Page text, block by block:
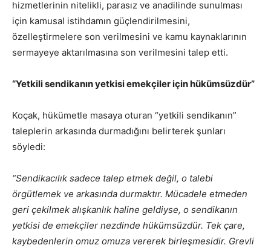
hizmetlerinin nitelikli, parasız ve anadilinde sunulması
için kamusal istihdamın güçlendirilmesini,
özelleştirmelere son verilmesini ve kamu kaynaklarının
sermayeye aktarılmasına son verilmesini talep etti.
“Yetkili sendikanın yetkisi emekçiler için hükümsüzdür”
Koçak, hükümetle masaya oturan “yetkili sendikanın”
taleplerin arkasında durmadığını belirterek şunları
söyledi:
“Sendikacılık sadece talep etmek değil, o talebi
örgütlemek ve arkasında durmaktır. Mücadele etmeden
geri çekilmek alışkanlık haline geldiyse, o sendikanın
yetkisi de emekçiler nezdinde hükümsüzdür. Tek çare,
kaybedenlerin omuz omuza vererek birleşmesidir. Grevli